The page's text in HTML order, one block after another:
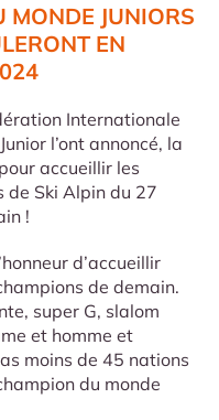
MONDE JUNIORS
EN
Internationale
l’ont annoncé, la
accueillir les
de Ski Alpin du 27
!
d’accueillir
de demain.
super G, slalom
et homme et
moins de 45 nations
du monde